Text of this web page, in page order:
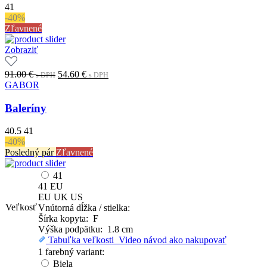
41
-40%
Zľavnené
Zobraziť
91.00€s DPH Original
54.60 € s DPH
GABOR
Baleríny
40.5 41
-40%
Posledný pár Zľavnené
Veľkosť
41
41 EU
EU UK US
Vnútorná dĺžka / stielka:
Šírka kopyta: F
Výška podpätku: 1.8 cm
Tabuľka veľkosti Video návod ako nakupovať
1 farebný variant:
Biela